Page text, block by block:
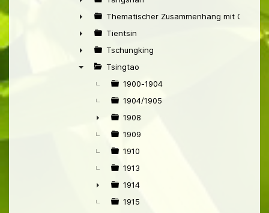
►
►
Thematischer Zusammenhang mit China
►
Tientsin
►
Tschungking
Tsingtao
1900-1904
1904/1905
►
1908
1909
1910
1913
►
1914
1915